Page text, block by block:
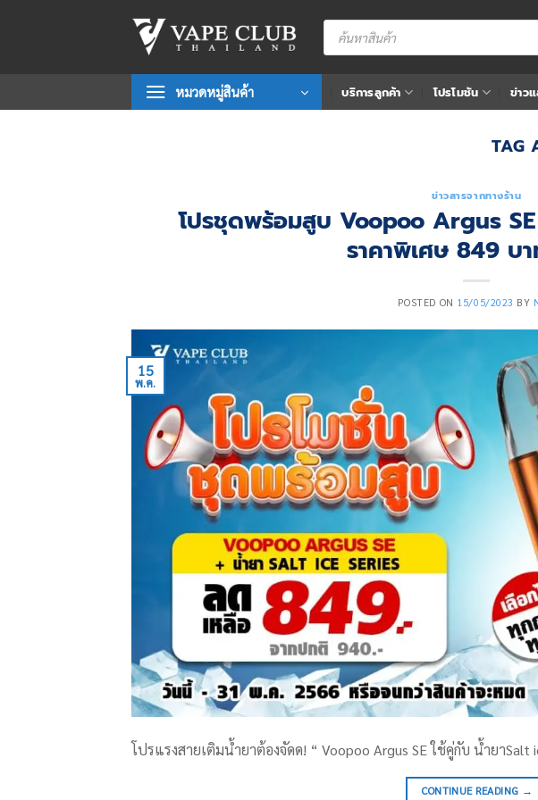
Products
search
หมวดหมู่สินค้า บริการลูกค้า โปรโมชัน ข่าว
TAG
ข่าวสารจากทางร้าน
โปรชุดพร้อมสูบ Voopoo Argus
ราคาพิเศษ 849 บา
POSTED ON 15/05/2023 BY
15
พ.ค.
โปรแรงสายเติมน้ำยาต้องจัดด! “ Voopoo Argus SE ใช้คู่กับ น้ำยา
CONTINUE READING →